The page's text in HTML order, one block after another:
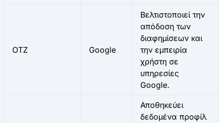
OTZ Google
Βελτιστοποιεί την
απόδοση των
διαφημίσεων και
την εμπειρία
χρήστη σε
υπηρεσίες
Google.
Αποθηκεύει
δεδομένα προφίλ